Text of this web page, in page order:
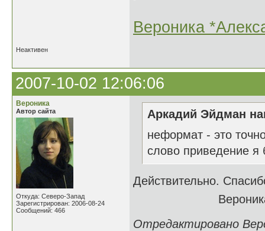
Вероника
Неактивен
2007-10-02 12:06:06
Вероника
Автор сайта
Откуда: Северо-Запад
Зарегистрирован: 2006-08-24
Сообщений: 466
Аркадий Эйдман
неформат - это
слово приведение я
Действительно.
Отредактировано